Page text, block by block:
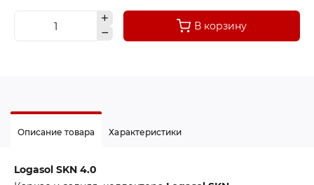
В корзину
Описание товара Характеристики
Logasol SKN 4.0